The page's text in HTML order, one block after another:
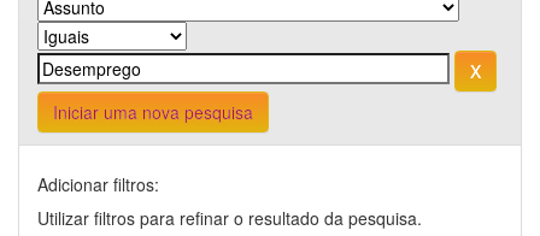
Iniciar uma nova pesquisa
Adicionar filtros:
Utilizar filtros para refinar o resultado da pesquisa.